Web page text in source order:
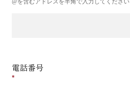
@を含むアドレスを半角で入力してください
電話番号